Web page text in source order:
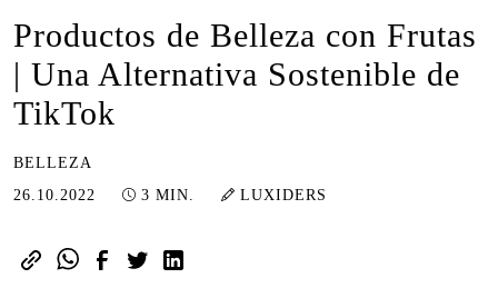
Productos de Belleza con Frutas
| Una Alternativa Sostenible de
TikTok
BELLEZA
26.10.2022 03.03.2023
3 MIN. LUXIDERS